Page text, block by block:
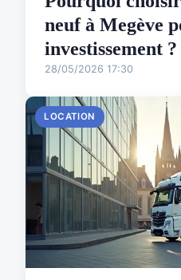
neuf à Megève
investissement ?
28/05/2026 17:30
LOCATION